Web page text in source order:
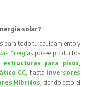
solar?
para todo tu equipamiento y
Energíasposee productos
estructuras para pisos,
CC, hasta Inversores
Híbridos, siendo esto el